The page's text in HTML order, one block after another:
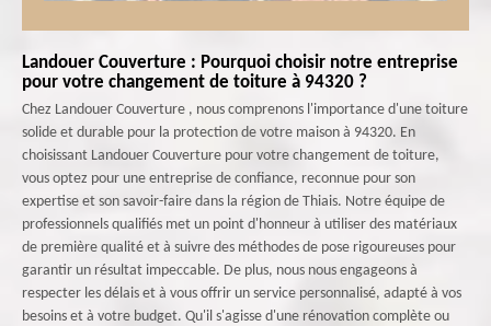
Landouer Couverture : Pourquoi choisir notre entreprise
pour votre changement de toiture à 94320 ?
Chez Landouer Couverture , nous comprenons l'importance d'une toiture
solide et durable pour la protection de votre maison à 94320. En
choisissant Landouer Couverture pour votre changement de toiture,
vous optez pour une entreprise de confiance, reconnue pour son
expertise et son savoir-faire dans la région de Thiais. Notre équipe de
professionnels qualifiés met un point d'honneur à utiliser des matériaux
de première qualité et à suivre des méthodes de pose rigoureuses pour
garantir un résultat impeccable. De plus, nous nous engageons à
respecter les délais et à vous offrir un service personnalisé, adapté à vos
besoins et à votre budget. Qu'il s'agisse d'une rénovation complète ou